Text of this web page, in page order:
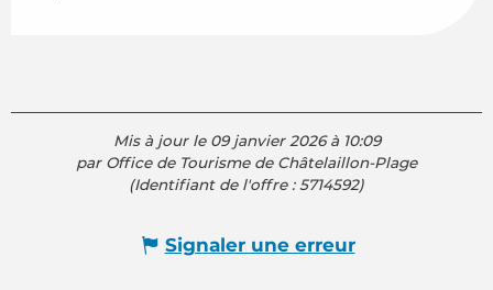
Mis à jour le 09 janvier 2026 à 10:09
par Office de Tourisme de Châtelaillon-Plage
(Identifiant de l'offre :5714592)
Signaler une erreur